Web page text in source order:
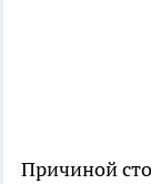
Причиной